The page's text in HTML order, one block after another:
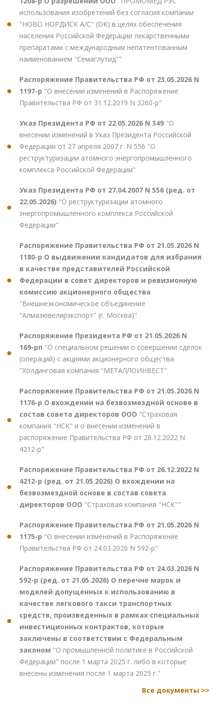
использования изобретений без согласия компании
"НОВО НОРДИСК А/С" (DK) в целях обеспечения
населения Российской Федерации лекарственными
препаратами с международным непатентованным
наименованием "Семаглутид""
Распоряжение Правительства РФ от 23.05.2026 N
1197-р "О внесении изменений в Распоряжение
Правительства РФ от 31.12.2019 N 3260-р"
Указ Президента РФ от 22.05.2026 N 349 "О
внесении изменений в Указ Президента Российской
Федерации от 27 апреля 2007 г. N 556 "О
реструктуризации атомного энергопромышленного
комплекса Российской Федерации"
Указ Президента РФ от 27.04.2007 N 556 (ред. от
22.05.2026) "О реструктуризации атомного
энергопромышленного комплекса Российской
Федерации"
Распоряжение Правительства РФ от 21.05.2026 N
1180-р О выдвижении кандидатов для избрания
в качестве представителей Российской
Федерации в совет директоров и ревизионную
комиссию акционерного общества
"Внешнеэкономическое объединение
"Алмазювелирэкспорт" (г. Москва)"
Распоряжение Президента РФ от 21.05.2026 N
169-рп "О специальном решении о совершении сделок
(операций) с акциями акционерного общества
"Холдинговая компания "МЕТАЛЛОИНВЕСТ"
Распоряжение Правительства РФ от 21.05.2026 N
1176-р О вхождении на безвозмездной основе в
состав совета директоров ООО "Страховая
компания "НСК" и о внесении изменений в
распоряжение Правительства РФ от 26.12.2022 N
4212-р"
Распоряжение Правительства РФ от 26.12.2022 N
4212-р (ред. от 21.05.2026) О вхождении на
безвозмездной основе в состав совета
директоров ООО "Страховая компания "НСК""
Распоряжение Правительства РФ от 21.05.2026 N
1175-р "О внесении изменений в Распоряжение
Правительства РФ от 24.03.2026 N 592-р"
Распоряжение Правительства РФ от 24.03.2026 N
592-р (ред. от 21.05.2026) О перечне марок и
моделей допущенных к использованию в
качестве легкового такси транспортных
средств, произведенных в рамках специальных
инвестиционных контрактов, которые
заключены в соответствии с Федеральным
законом "О промышленной политике в Российской
Федерации" после 1 марта 2025 г. либо в которые
внесены изменения после 1 марта 2025 г."
Все документы >>